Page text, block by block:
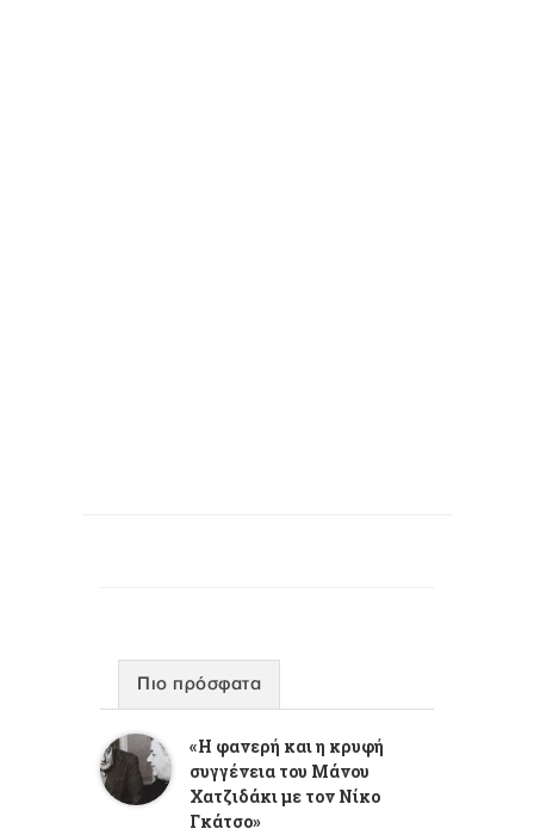
Πιο πρόσφατα
«Η φανερή και η κρυφή
συγγένεια του Μάνου
Χατζιδάκι με τον Νίκο
Γκάτσο»